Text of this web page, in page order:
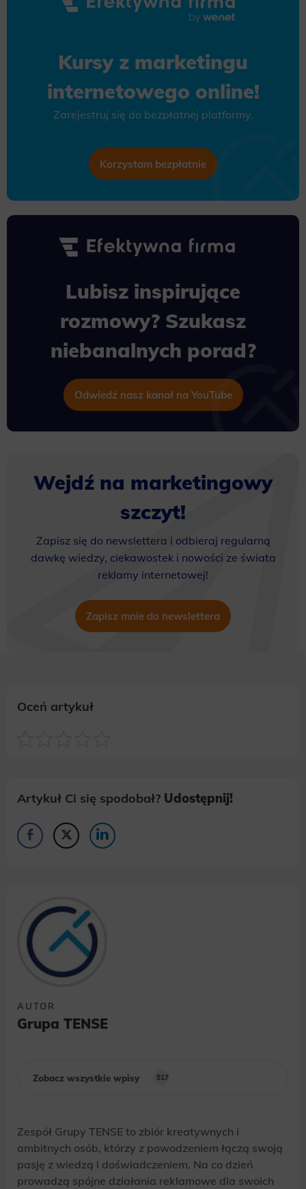
Kursy z marketingu
internetowego online!
Zarejestruj się do bezpłatnej platformy.
Korzystam bezpłatnie
Lubisz inspirujące
rozmowy? Szukasz
niebanalnych porad?
Odwiedź nasz kanał na YouTube
Wejdź na marketingowy
szczyt!
Zapisz się do newslettera i odbieraj regularną
dawkę wiedzy, ciekawostek i nowości ze świata
reklamy internetowej!
Zapisz mnie do newslettera
Oceń artykuł
Artykuł Ci się spodobał? Udostępnij!
AUTOR
Grupa TENSE
Zobacz wszystkie wpisy 517
Zespół Grupy TENSE to zbiór kreatywnych i
ambitnych osób, którzy z powodzeniem łączą swoją
pasję z wiedzą i doświadczeniem. Na co dzień
prowadzą spójne działania reklamowe dla swoich